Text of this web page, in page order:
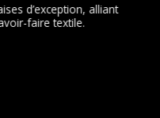
d’exception, alliant
faire textile.